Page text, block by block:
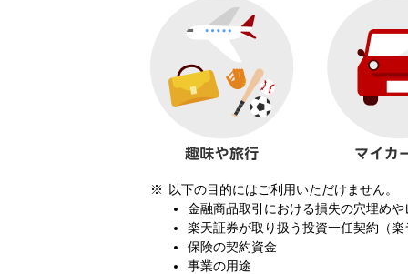
以下の目的にはご利用いただけません。
金融商品取引における損失の穴埋め
楽天証券が取り扱う投資一任契約（
保険の契約資金
事業の用途